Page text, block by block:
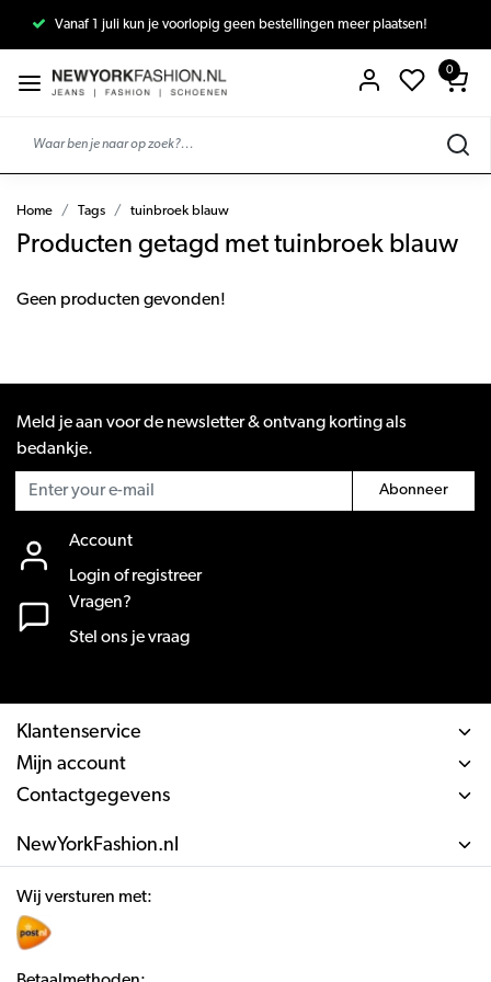
Vanaf 1 juli kun je voorlopig geen bestellingen meer plaatsen!
0
Home Tags tuinbroek blauw
Producten getagd met tuinbroek blauw
Geen producten gevonden!
Meld je aan voor de newsletter & ontvang korting als
bedankje.
Abonneer
Account
Login of registreer
Vragen?
Stel ons je vraag
Klantenservice
Mijn account
Contactgegevens
NewYorkFashion.nl
Wij versturen met: